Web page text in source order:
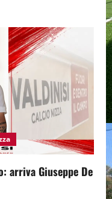
arriva Giuseppe De